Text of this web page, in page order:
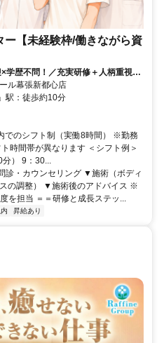
【未経験枠/働きながら資
学歴不問！／充実研修＋人柄重視の
ル幕張新都心店
砂」駅：徒歩約10分
でのシフト制（実働8時間） ※勤務
時間帯が異なります ＜シフト例＞
） 9：30...
診・カウンセリング ▼施術（ボディ
の調整） ▼施術後のアドバイス ※
を担当 ＝＝研修と成長ステッ...
昇給あり